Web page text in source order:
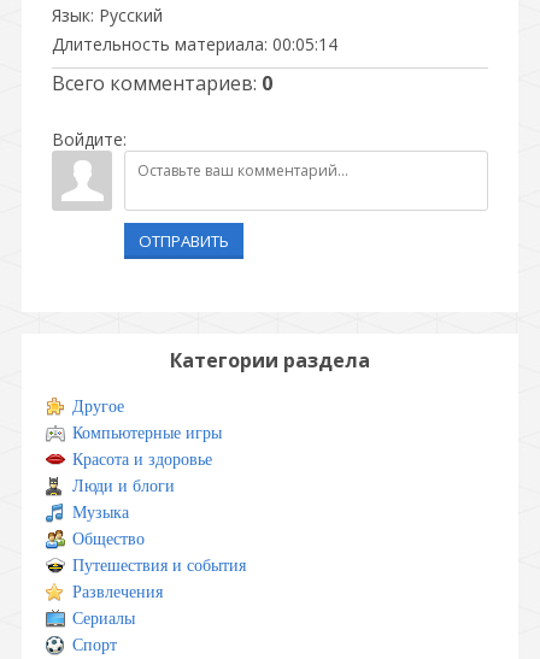
Язык: Русский
Длительность материала: 00:05:14
Всего комментариев: 0
Войдите:
ОТПРАВИТЬ
Категории раздела
Другое
Компьютерные игры
Красота и здоровье
Люди и блоги
Музыка
Общество
Путешествия и события
Развлечения
Сериалы
Спорт